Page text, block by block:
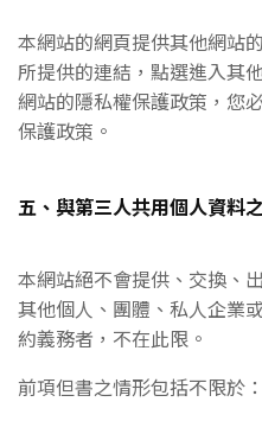
本網站的網頁提供其他網站
所提供的連結，點選進入其
網站的隱私權保護政策，您
保護政策。
五、與第三人共用個人資料
本網站絕不會提供、交換、
其他個人、團體、私人企業
約義務者，不在此限。
前項但書之情形包括不限於：